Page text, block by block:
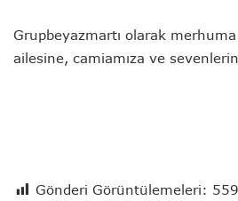
Grupbeyazmartı olarak
ailesine, camiamıza ve
Gönderi Görüntülemeleri: 559